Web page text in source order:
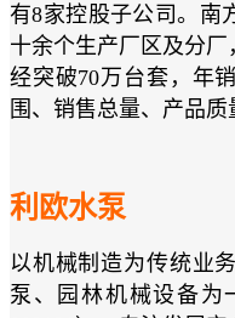
有8家控股子公司。南
十余个生产厂区及分厂
经突破70万台套，年
围、销售总量、产品质
利欧水泵
以机械制造为传统业
泵、园林机械设备为